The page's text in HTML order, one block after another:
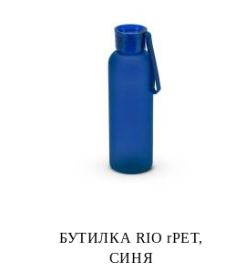
БУТИЛКА RIO rPET,
СИНЯ